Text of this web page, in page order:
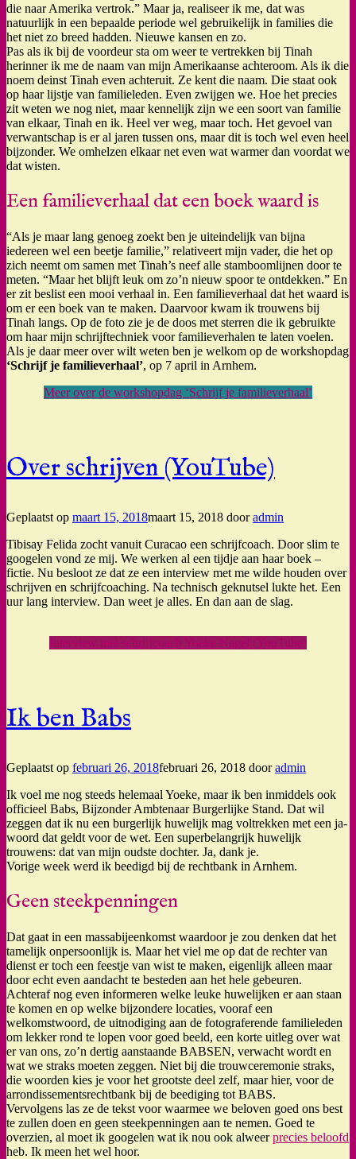
die naar Amerika vertrok.” Maar ja, realiseer ik me, dat was
natuurlijk in een bepaalde periode wel gebruikelijk in families die
het niet zo breed hadden. Nieuwe kansen en zo.
Pas als ik bij de voordeur sta om weer te vertrekken bij Tinah
herinner ik me de naam van mijn Amerikaanse achteroom. Als ik die
noem deinst Tinah even achteruit. Ze kent die naam. Die staat ook
op haar lijstje van familieleden. Even zwijgen we. Hoe het precies
zit weten we nog niet, maar kennelijk zijn we een soort van familie
van elkaar, Tinah en ik. Heel ver weg, maar toch. Het gevoel van
verwantschap is er al jaren tussen ons, maar dit is toch wel even heel
bijzonder. We omhelzen elkaar net even wat warmer dan voordat we
dat wisten.
Een familieverhaal dat een boek waard is
“Als je maar lang genoeg zoekt ben je uiteindelijk van bijna
iedereen wel een beetje familie,” relativeert mijn vader, die het op
zich neemt om samen met Tinah’s neef alle stamboomlijnen door te
meten. “Maar het blijft leuk om zo’n nieuw spoor te ontdekken.” En
er zit beslist een mooi verhaal in. Een familieverhaal dat het waard is
om er een boek van te maken. Daarvoor kwam ik trouwens bij
Tinah langs. Op de foto zie je de doos met sterren die ik gebruikte
om haar mijn schrijftechniek voor familieverhalen te laten voelen.
Als je daar meer over wilt weten ben je welkom op de workshopdag
‘Schrijf je familieverhaal’, op 7 april in Arnhem.
Meer over de workshopdag ‘Schrijf je familieverhaal’
Over schrijven (YouTube)
Geplaatst op maart 15, 2018maart 15, 2018 dooradmin
Tibisay Felida zocht vanuit Curacao een schrijfcoach. Door slim te
googelen vond ze mij. We werken al een tijdje aan haar boek –
fictie. Nu besloot ze dat ze een interview met me wilde houden over
schrijven en schrijfcoaching. Na technisch geknutsel lukte het. Een
uur lang interview. Dan weet je alles. En dan aan de slag.
Ik ben Babs
Geplaatst op februari 26, 2018februari 26, 2018 dooradmin
Ik voel me nog steeds helemaal Yoeke, maar ik ben inmiddels ook
officieel Babs, Bijzonder Ambtenaar Burgerlijke Stand. Dat wil
zeggen dat ik nu een burgerlijk huwelijk mag voltrekken met een ja-
woord dat geldt voor de wet. Een superbelangrijk huwelijk
trouwens: dat van mijn oudste dochter. Ja, dank je.
Vorige week werd ik beedigd bij de rechtbank in Arnhem.
Geen steekpenningen
Dat gaat in een massabijeenkomst waardoor je zou denken dat het
tamelijk onpersoonlijk is. Maar het viel me op dat de rechter van
dienst er toch een feestje van wist te maken, eigenlijk alleen maar
door echt even aandacht te besteden aan het hele gebeuren.
Achteraf nog even informeren welke leuke huwelijken er aan staan
te komen en op welke bijzondere locaties, vooraf een
welkomstwoord, de uitnodiging aan de fotograferende familieleden
om lekker rond te lopen voor goed beeld, een korte uitleg over wat
er van ons, zo’n dertig aanstaande BABSEN, verwacht wordt en
wat we straks moeten zeggen. Niet bij die trouwceremonie straks,
die woorden kies je voor het grootste deel zelf, maar hier, voor de
arrondissementsrechtbank bij de beediging tot BABS.
Vervolgens las ze de tekst voor waarmee we beloven goed ons best
te zullen doen en geen steekpenningen aan te nemen. Goed te
overzien, al moet ik googelen wat ik nou ook alweerprecies beloofd
heb. Ik meen het wel hoor.